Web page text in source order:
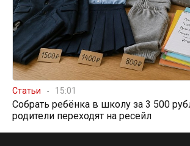
Статьи 15:01
Собрать ребёнка в школу за 3 500
родители переходят на ресейл